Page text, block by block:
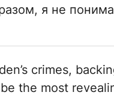
я не
crimes,
the most